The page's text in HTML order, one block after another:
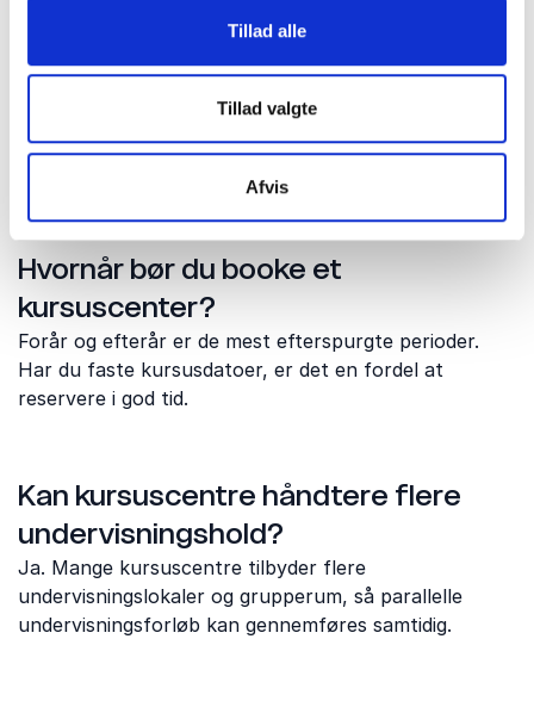
Tillad alle
Tillad valgte
Afvis
for kursusdage, hvor logistik, undervisning og pauser
hænger naturligt sammen.
Praktiske spørgsmål om
kursuscentre i Fredericia
Hvornår bør du booke et
kursuscenter?
Forår og efterår er de mest efterspurgte perioder.
Har du faste kursusdatoer, er det en fordel at
reservere i god tid.
Kan kursuscentre håndtere flere
undervisningshold?
Ja. Mange kursuscentre tilbyder flere
undervisningslokaler og grupperum, så parallelle
undervisningsforløb kan gennemføres samtidig.